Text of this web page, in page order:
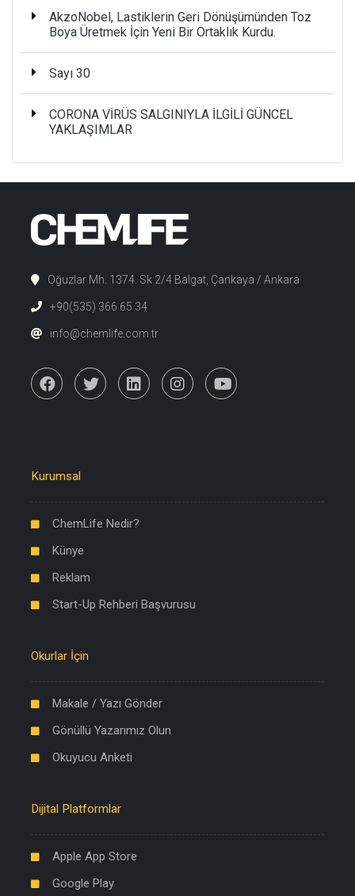
AkzoNobel, Lastiklerin Geri Dönüşümünden Toz
Boya Üretmek İçin Yeni Bir Ortaklık Kurdu.
Sayı 30
CORONA VİRÜS SALGINIYLA İLGİLİ GÜNCEL
YAKLAŞIMLAR
Oğuzlar Mh. 1374. Sk 2/4 Balgat, Çankaya / Ankara
+90(535) 366 65 34
info@chemlife.com.tr
Kurumsal
ChemLife Nedir?
Künye
Reklam
Start-Up Rehberi Başvurusu
Okurlar İçin
Makale / Yazı Gönder
Gönüllü Yazarımız Olun
Okuyucu Anketi
Dijital Platformlar
Apple App Store
Google Play